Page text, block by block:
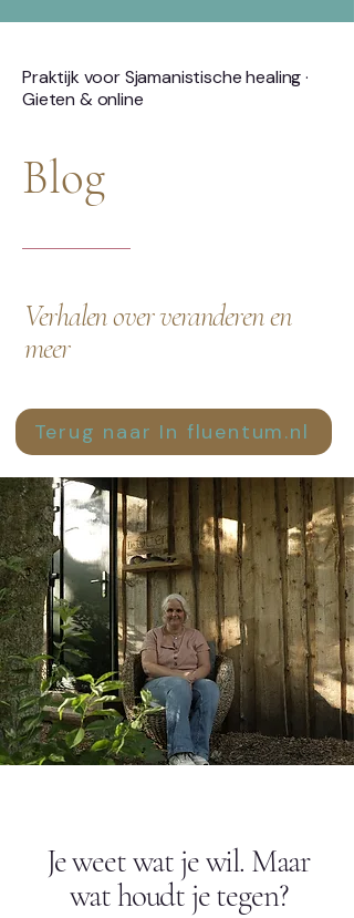
Praktijk voor Sjamanistische healing ·
Gieten & online
Blog
Verhalen over veranderen en
meer
Terug naar In fluentum.nl
Je weet wat je wil. Maar
wat houdt je tegen?